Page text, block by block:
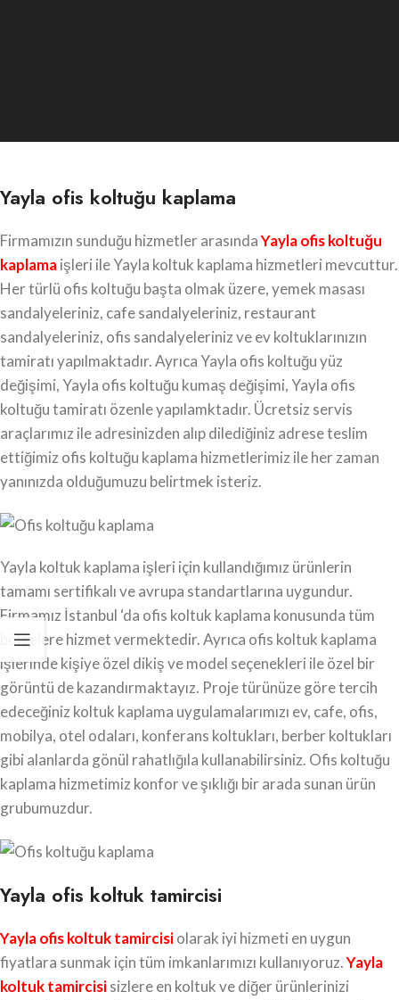
Yayla ofis koltuğu kaplama
Firmamızın sunduğu hizmetler arasındaYaylaofis koltuğu
kaplamaişleri ile Yayla koltuk kaplama hizmetleri mevcuttur.
Her türlü ofis koltuğu başta olmak üzere, yemek masası
sandalyeleriniz, cafe sandalyeleriniz, restaurant
sandalyeleriniz, ofis sandalyeleriniz ve ev koltuklarınızın
tamiratı yapılmaktadır. Ayrıca Yayla ofis koltuğu yüz
değişimi, Yayla ofis koltuğu kumaş değişimi, Yayla ofis
koltuğu tamiratı özenle yapılamktadır. Ücretsiz servis
araçlarımız ile adresinizden alıp dilediğiniz adrese teslim
ettiğimiz ofis koltuğu kaplama hizmetlerimiz ile her zaman
yanınızda olduğumuzu belirtmek isteriz.
Yayla koltuk kaplama işleri için kullandığımız ürünlerin
tamamı sertifikalı ve avrupa standartlarına uygundur.
Firmamız İstanbul ‘da ofis koltuk kaplama konusunda tüm
bölgelere hizmet vermektedir. Ayrıca ofis koltuk kaplama
işlerinde kişiye özel dikiş ve model seçenekleri ile özel bir
görüntü de kazandırmaktayız. Proje türünüze göre tercih
edeceğiniz koltuk kaplama uygulamalarımızı ev, cafe, ofis,
mobilya, otel odaları, konferans koltukları, berber koltukları
gibi alanlarda gönül rahatlığıla kullanabilirsiniz. Ofis koltuğu
kaplama hizmetimiz konfor ve şıklığı bir arada sunan ürün
grubumuzdur.
Yayla ofis koltuk tamircisi
Yayla ofis koltuk tamircisiolarak iyi hizmeti en uygun
fiyatlara sunmak için tüm imkanlarımızı kullanıyoruz.Yayla
koltuk tamircisisizlere en koltuk ve diğer ürünlerinizi